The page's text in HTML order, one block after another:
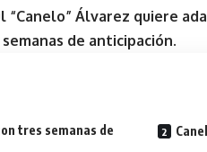
“Canelo” Álvarez quiere
de anticipación.
tres semanas de